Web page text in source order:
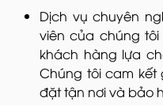
Dịch vụ chuyên
viên của chúng
khách hàng lựa
Chúng tôi cam
đặt tận nơi và bảo